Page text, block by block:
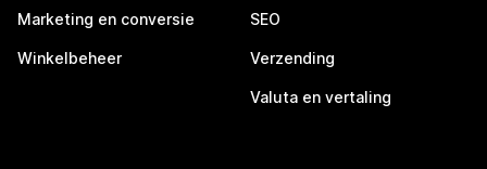
Marketing en conversie
Winkelbeheer
SEO
Verzending
Valuta en vertaling